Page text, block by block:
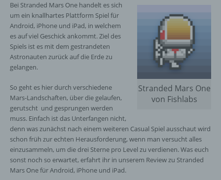
Stranded Mars One
von Fishlabs
Bei Stranded Mars One handelt es sich
um ein knallhartes Plattform Spiel für
Android, iPhone und iPad, in welchem
es auf viel Geschick ankommt. Ziel des
Spiels ist es mit dem gestrandeten
Astronauten zurück auf die Erde zu
gelangen.
So geht es hier durch verschiedene
Mars-Landschaften, über die gelaufen,
gerutscht und gesprungen werden
muss. Einfach ist das Unterfangen nicht,
denn was zunächst nach einem weiteren Casual Spiel ausschaut wird
schon früh zur echten Herausforderung, wenn man versucht alles
einzusammeln, um die drei Sterne pro Level zu verdienen. Was euch
sonst noch so erwartet, erfahrt ihr in unserem Review zu Stranded
Mars One für Android, iPhone und iPad.